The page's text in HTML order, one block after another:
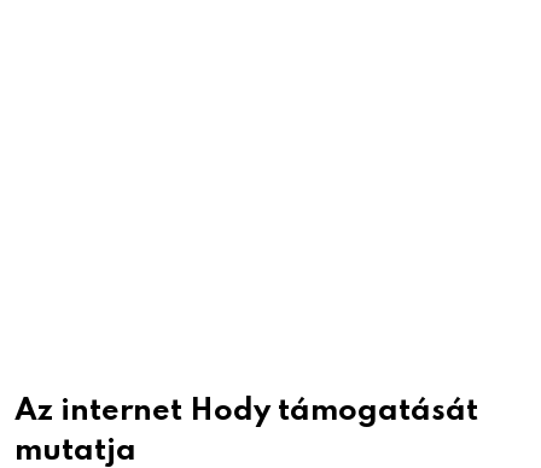
Az internet Hody támogatását
mutatja